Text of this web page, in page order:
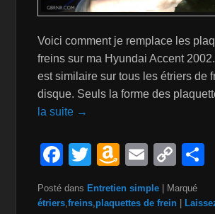
Voici comment je remplace les
freins sur ma Hyundai Accent
est similaire sur tous les étriers de
disque. Seuls la forme des
la suite →
F
a
c
T
wi
tt
A
m
a
E
m
ail
C
p
Posté dans Entretien simple
Marqué
étriers,freins,plaquettes de frein